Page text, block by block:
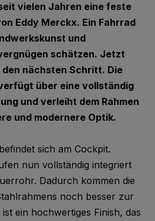
vielen Jahren eine feste
Eddy Merckx. Ein Fahrrad
und
schätzen. Jetzt
nächsten Schritt. Die
über eine vollständig
und verleiht dem Rahmen
und modernere Optik.
sich am Cockpit.
nun vollständig integriert
Dadurch kommen die
noch besser zur
ein hochwertiges Finish, das